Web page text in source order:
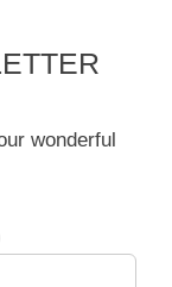
wonderful